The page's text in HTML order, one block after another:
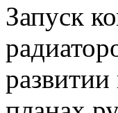
Запуск